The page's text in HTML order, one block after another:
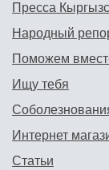
Пресса
Народный
Поможем
Ищу тебя
Интернет
Статьи